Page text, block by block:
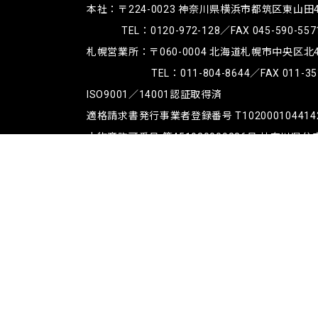
本社：〒224-0023神奈川県横浜市都筑区東山田
TEL： 0120-972-128／FAX 045-590-
札幌営業所：〒060-0004北海道札幌市中央区
TEL： 011-804-8644／FAX 011-
ISO9001／14001認証取得済
適格請求書発行事業者登録番号
古物商許可番号 第451930009886号 神奈川県公